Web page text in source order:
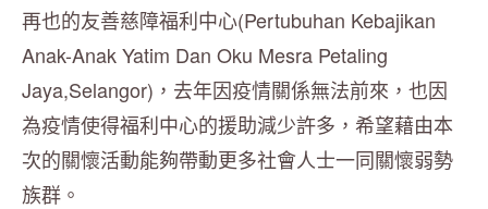
再也的友善慈障福利中心(Pertubuhan Kebajikan
Anak-Anak Yatim Dan Oku Mesra Petaling
Jaya,Selangor)，去年因疫情關係無法前來，也因
為疫情使得福利中心的援助減少許多，希望藉由本
次的關懷活動能夠帶動更多社會人士一同關懷弱勢
族群。